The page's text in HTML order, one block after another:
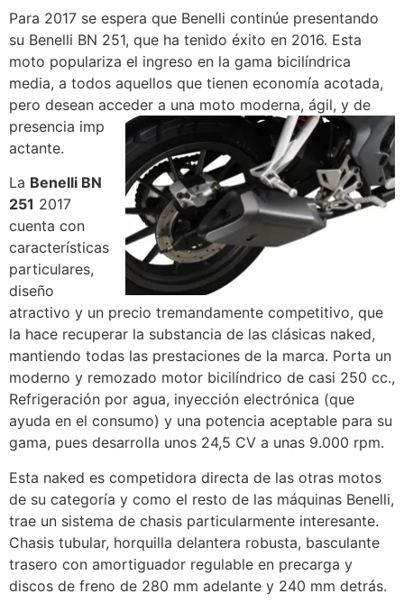
Para 2017 se espera que Benelli continúe presentando
su Benelli BN 251, que ha tenido éxito en 2016. Esta
moto populariza el ingreso en la gama bicilíndrica
media, a todos aquellos que tienen economía acotada,
pero desean acceder a una moto moderna, ágil, y de
presencia imp
actante.
La Benelli BN
251 2017
cuenta con
características
particulares,
diseño
atractivo y un precio tremandamente competitivo, que
la hace recuperar la substancia de las clásicas naked,
mantiendo todas las prestaciones de la marca. Porta un
moderno y remozado motor bicilíndrico de casi 250 cc.,
Refrigeración por agua, inyección electrónica (que
ayuda en el consumo) y una potencia aceptable para su
gama, pues desarrolla unos 24,5 CV a unas 9.000 rpm.
Esta naked es competidora directa de las otras motos
de su categoría y como el resto de las máquinas Benelli,
trae un sistema de chasis particularmente interesante.
Chasis tubular, horquilla delantera robusta, basculante
trasero con amortiguador regulable en precarga y
discos de freno de 280 mm adelante y 240 mm detrás.